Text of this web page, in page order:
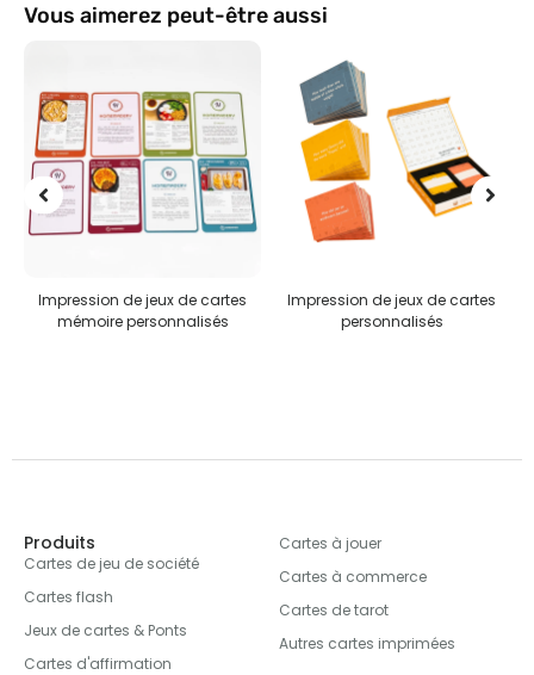
Vous aimerez peut-être aussi
Impression de jeux de cartes
personnalisés
Puzzles personnalisés
Produits
Cartes de jeu de société
Cartes flash
Jeux de cartes & Ponts
Cartes d'affirmation
Cartes à jouer
Cartes à commerce
Cartes de tarot
Autres cartes imprimées